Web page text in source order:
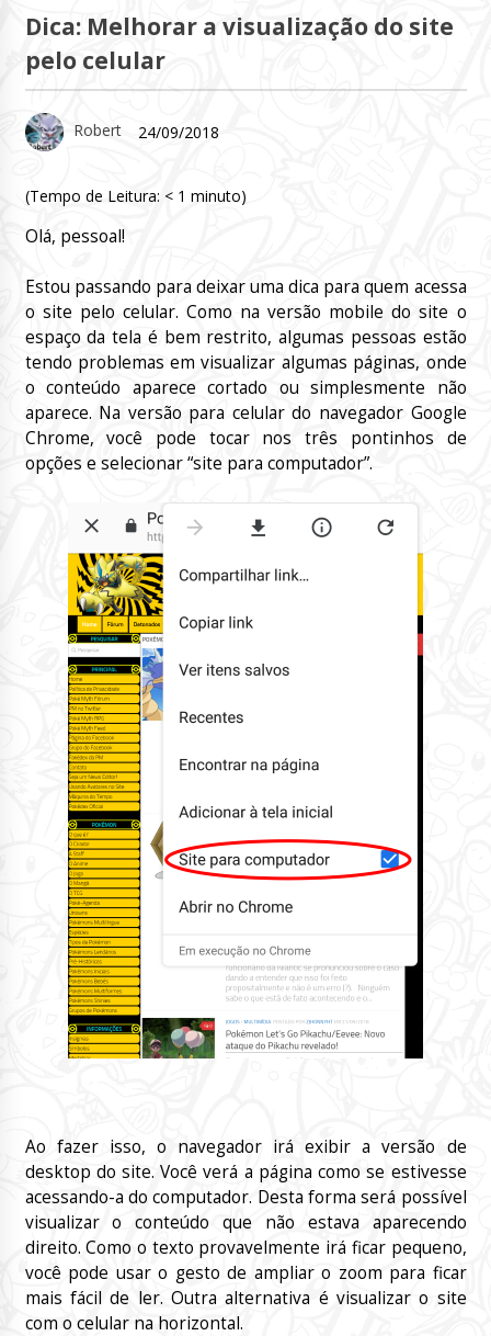
Dica: Melhorar a visualização do site
pelo celular
Robert 24/09/2018
(Tempo de Leitura: < 1 minuto)
Olá, pessoal!
Estou passando para deixar uma dica para quem acessa
o site pelo celular. Como na versão mobile do site o
espaço da tela é bem restrito, algumas pessoas estão
tendo problemas em visualizar algumas páginas, onde
o conteúdo aparece cortado ou simplesmente não
aparece. Na versão para celular do navegador Google
Chrome, você pode tocar nos três pontinhos de
opções e selecionar “site para computador”.
Ao fazer isso, o navegador irá exibir a versão de
desktop do site. Você verá a página como se estivesse
acessando-a do computador. Desta forma será possível
visualizar o conteúdo que não estava aparecendo
direito. Como o texto provavelmente irá ficar pequeno,
você pode usar o gesto de ampliar o zoom para ficar
mais fácil de ler. Outra alternativa é visualizar o site
com o celular na horizontal.